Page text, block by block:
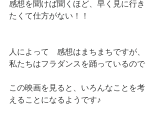
感想を聞けば聞くほど、早く見に行き
たくて仕方がない！！
人によって　感想はまちまちですが、
私たちはフラダンスを踊っているので
この映画を見ると、いろんなことを考
えることになるようです♪